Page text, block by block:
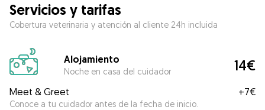
Servicios y tarifas
Cobertura veterinaria y atención al cliente 24h incluida
Alojamiento
Noche en casa del cuidador 14€
Meet & Greet
Conoce a tu cuidador antes de la fecha de inicio.
+7€